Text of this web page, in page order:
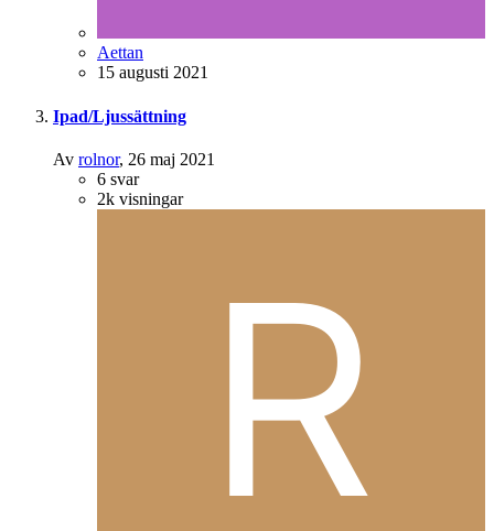
Aettan
15 augusti 2021
Ipad/Ljussättning
Av rolnor, 26 maj 2021
6 svar
2k visningar